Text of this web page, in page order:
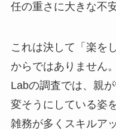
任の重さに大きな不
これは決して「楽を
からではありません
Labの調査では、親
変そうにしている姿
雑務が多くスキルア